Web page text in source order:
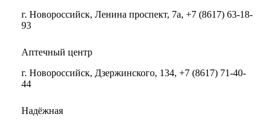
г. Новороссийск, Ленина проспект, 7а, +7 (8617) 63-18-
93
Аптечный центр
г. Новороссийск, Дзержинского, 134, +7 (8617) 71-40-
44
Надёжная